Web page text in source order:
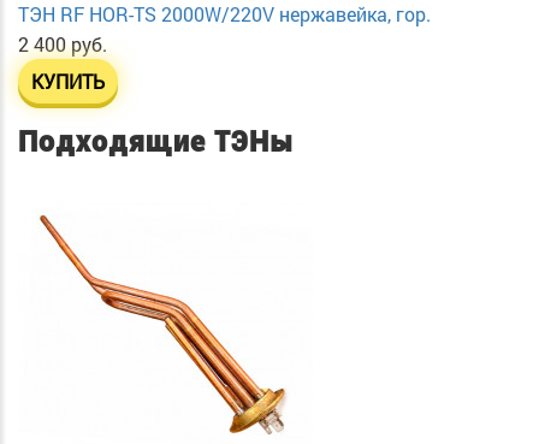
ТЭН RF HOR-TS 2000W/220V нержавейка, гор.
2 400 руб.
КУПИТЬ
Подходящие ТЭНы